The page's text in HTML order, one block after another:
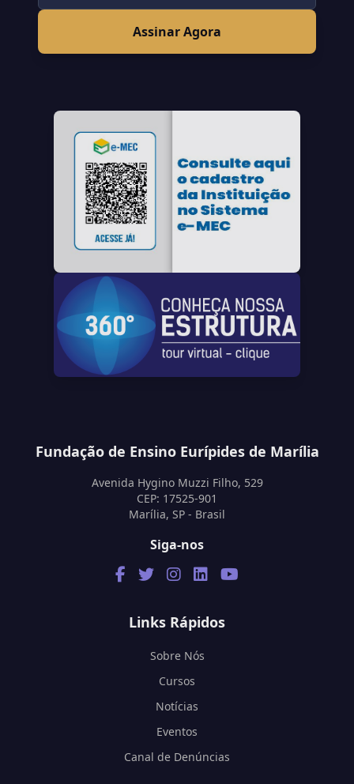
Assinar Agora
Fundação de Ensino Eurípides de Marília
Avenida Hygino Muzzi Filho, 529
CEP: 17525-901
Marília, SP - Brasil
Siga-nos
Links Rápidos
Sobre Nós
Cursos
Notícias
Eventos
Canal de Denúncias